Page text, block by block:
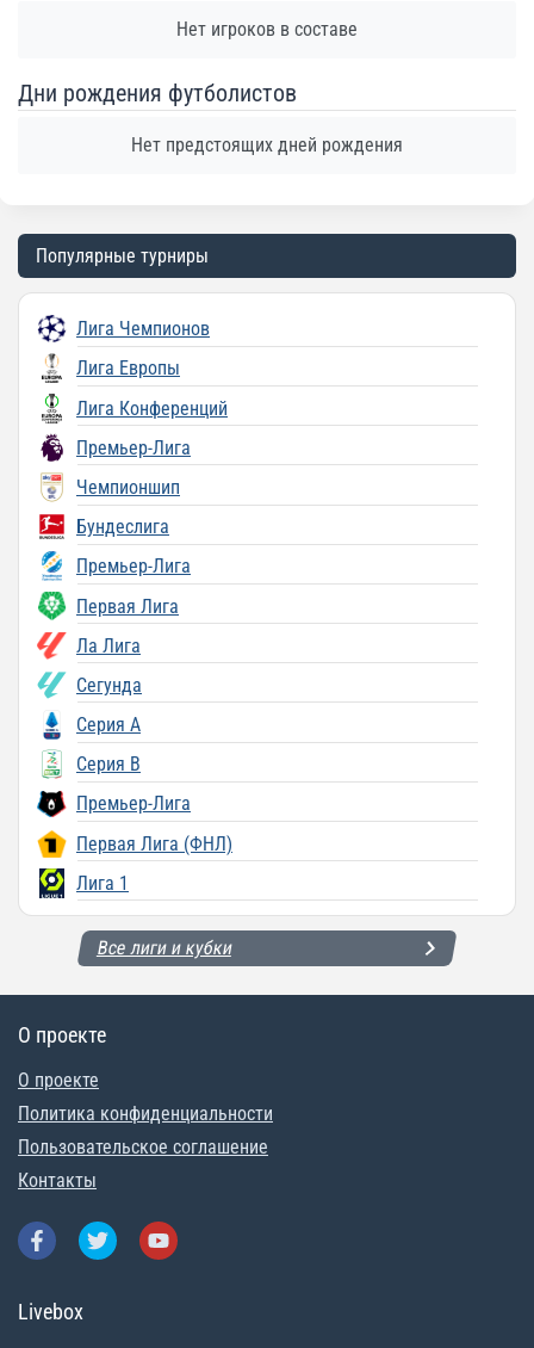
Нет игроков в составе
Дни рождения футболистов
Нет предстоящих дней рождения
Популярные турниры
Лига Чемпионов
Лига Европы
Лига Конференций
Премьер-Лига
Чемпионшип
Бундеслига
Премьер-Лига
Первая Лига
Ла Лига
Сегунда
Серия A
Серия B
Премьер-Лига
Первая Лига (ФНЛ)
Лига 1
Все лиги и кубки
О проекте
О проекте
Политика конфиденциальности
Пользовательское соглашение
Контакты
Livebox